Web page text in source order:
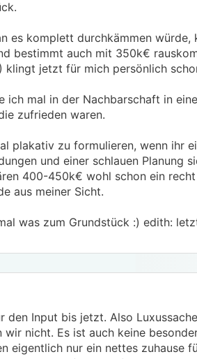
es komplett durchkämmen
bestimmt auch mit 350k€
klingt jetzt für mich persönlich
ich mal in der Nachbarschaft in
zufrieden waren.
plakativ zu formulieren, wenn ihr
und einer schlauen Planung
400-450k€ wohl schon ein
aus meiner Sicht.
was zum Grundstück :) edith:
den Input bis jetzt. Also
wir nicht. Es ist auch keine
eigentlich nur ein nettes zuhause